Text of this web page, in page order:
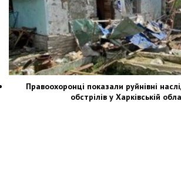
Правоохоронці показали руйнівні
обстрілів у Харківській